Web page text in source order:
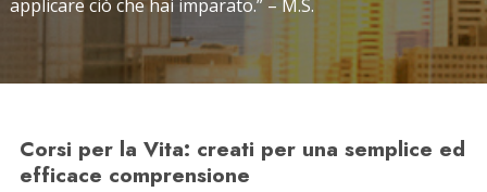
applicare ciò che hai imparato.” – M.S.
Corsi per la Vita: creati per una semplice ed
efficace comprensione